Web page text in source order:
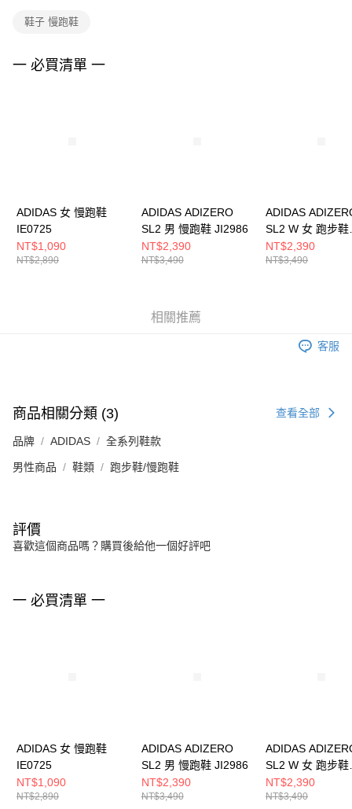
３．未成年的使用者請事先徵得法定代理人或監護人之同意方可使用
４．使用「AFTEE先享後付」時，將依據個別帳號之用戶狀況，依本公司即
鞋子 慢跑鞋
一 必買清單 一
ADIDAS 女 慢跑鞋
IE0725
NT$1,090
NT$2,890
ADIDAS ADIZERO
SL2 男 慢跑鞋 JI2986
NT$2,390
NT$3,490
ADIDAS
SL2 W 女 跑步鞋
JI2992
NT$2,390
NT$3,490
相關推薦
客服
商品相關分類 (3) 查看全部
品牌 ADIDAS 全系列鞋款
男性商品 鞋類 跑步鞋/慢跑鞋
評價
喜歡這個商品嗎？購買後給他一個好評吧
一 必買清單 一
ADIDAS 女 慢跑鞋
IE0725
NT$1,090
NT$2,890
ADIDAS ADIZERO
SL2 男 慢跑鞋 JI2986
NT$2,390
NT$3,490
ADIDAS
SL2 W 女 跑步鞋
JI2992
NT$2,390
NT$3,490